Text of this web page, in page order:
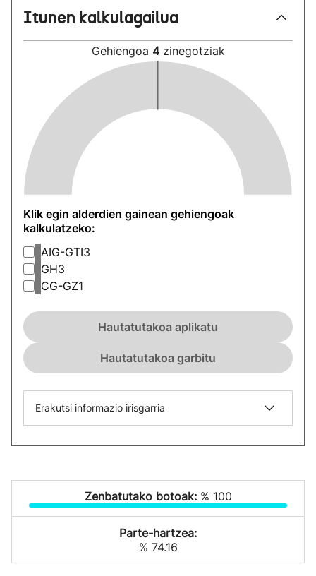
Itunen kalkulagailua
Gehiengoa 4 zinegotziak
Klik egin alderdien gainean gehiengoak
kalkulatzeko:
AIG-GTI3
GH3
CG-GZ1
Hautatutakoa aplikatu
Hautatutakoa garbitu
Erakutsi informazio irisgarria
Zenbatutako botoak: % 100
Parte-hartzea:
% 74.16